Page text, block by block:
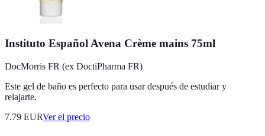
Instituto Español Avena Crème mains 75ml
DocMorris FR (ex DoctiPharma FR)
Este gel de baño es perfecto para usar después de estudiar y
relajarte.
7.79 EURVer el precio